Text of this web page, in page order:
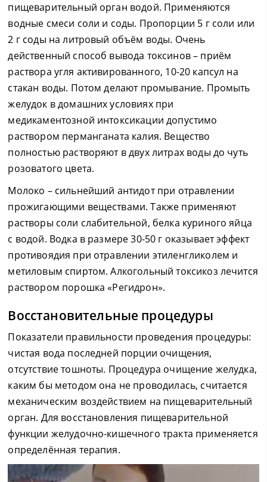
пищеварительный орган водой. Применяются
водные смеси соли и соды. Пропорции 5 г соли или
2 г соды на литровый объём воды. Очень
действенный способ вывода токсинов – приём
раствора угля активированного, 10-20 капсул на
стакан воды. Потом делают промывание. Промыть
желудок в домашних условиях при
медикаментозной интоксикации допустимо
раствором перманганата калия. Вещество
полностью растворяют в двух литрах воды до чуть
розоватого цвета.
Молоко – сильнейший антидот при отравлении
прожигающими веществами. Также применяют
растворы соли слабительной, белка куриного яйца
с водой. Водка в размере 30-50 г оказывает эффект
противоядия при отравлении этиленгликолем и
метиловым спиртом. Алкогольный токсикоз лечится
раствором порошка «Регидрон».
Восстановительные процедуры
Показатели правильности проведения процедуры:
чистая вода последней порции очищения,
отсутствие тошноты. Процедура очищение желудка,
каким бы методом она не проводилась, считается
механическим воздействием на пищеварительный
орган. Для восстановления пищеварительной
функции желудочно-кишечного тракта применяется
определённая терапия.